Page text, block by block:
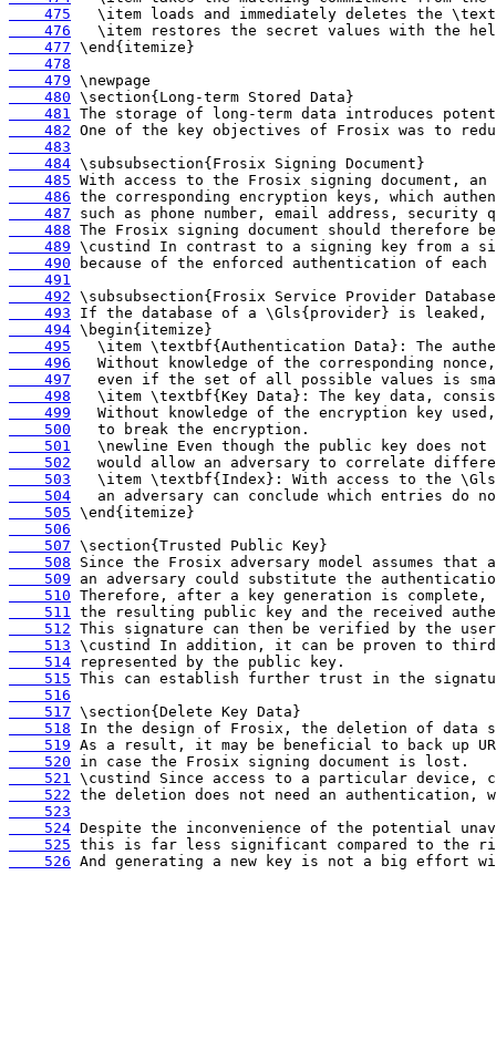
    475
    476
    477
    478
    479
    480
    481
    482
    483
    484
    485
    486
    487
    488
    489
    490
    491
    492
    493
    494
    495
    496
    497
    498
    499
    500
    501
    502
    503
    504
    505
    506
    507
    508
    509
    510
    511
    512
    513
    514
    515
    516
    517
    518
    519
    520
    521
    522
    523
    524
    525
    526